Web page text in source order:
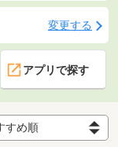
変更する
アプリで探す